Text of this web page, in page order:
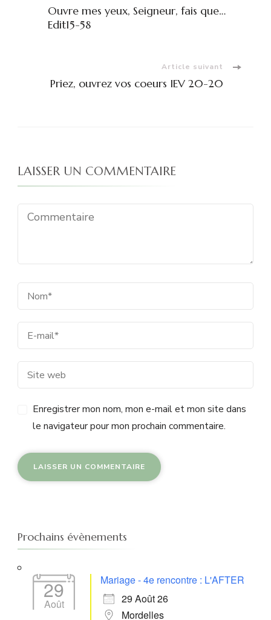
d'article
Ouvre mes yeux, Seigneur, fais que…
Edit15-58
Article suivant
Priez, ouvrez vos coeurs IEV 20-20
LAISSER UN COMMENTAIRE
Enregistrer mon nom, mon e-mail et mon site dans
le navigateur pour mon prochain commentaire.
Prochains évènements
29
Août
Mariage - 4e rencontre : L'AFTER
29 Août 26
Mordelles